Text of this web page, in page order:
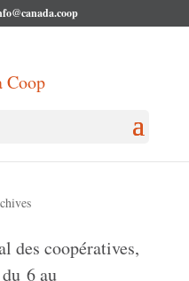
des coopératives,
6 au